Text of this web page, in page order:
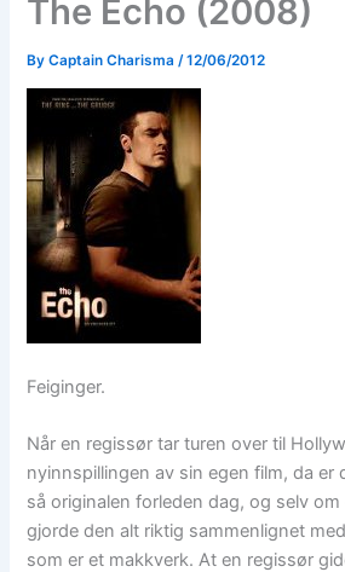
The Echo (2008)
ByCaptain Charisma /12/06/2012
Feiginger.
Når en regissør tar turen over til
nyinnspillingen av sin egen film, da er
så originalen forleden dag, og selv
gjorde den alt riktig sammenlignet
som er et makkverk. At en regissør